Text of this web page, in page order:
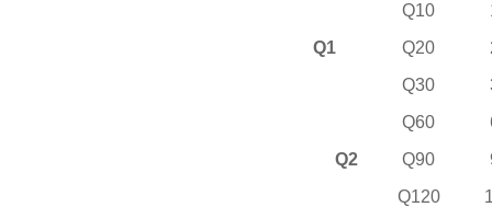
Q1
Q10
Q20
Q30
Q2
Q60
Q90
Q120